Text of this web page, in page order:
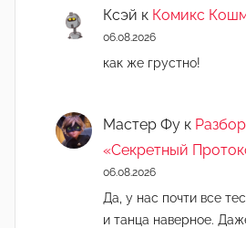
Ксэй к Комикс
06.08.2026
как же грустно!
Мастер Фу к
«Секретный
06.08.2026
Да, у нас почти все
и танца наверное.